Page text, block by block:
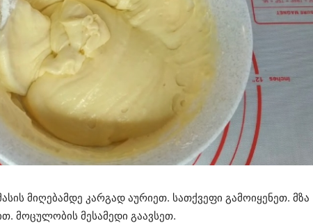
მიღებამდე კარგად აურიეთ. სათქვეფი გამოიყენეთ. მზა
მოცულობის მესამედი გაავსეთ.